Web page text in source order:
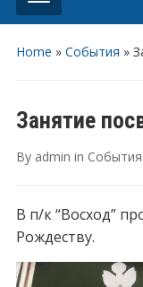
Home » События »
Занятие
By admin in События
В п/к “Восход”
Рождеству.